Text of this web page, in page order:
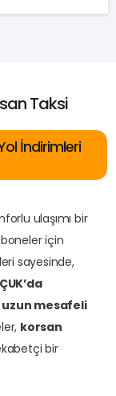
Taksi
İndirimleri
ulaşımı bir
için
sayesinde,
uzun mesafeli
korsan
bir